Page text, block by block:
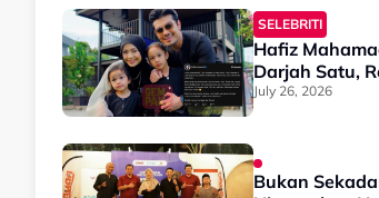
SELEBRITI
Hafiz
Darjah Satu,
July 26, 2026
Bukan